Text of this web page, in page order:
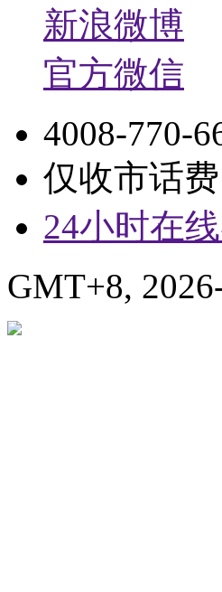
新浪微博
官方微信
4008-770-
仅收市话
24小时在
GMT+8,